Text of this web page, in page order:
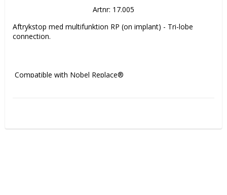
Artnr: 17.005
Aftrykstop med multifunktion RP (on implant) - Tri-lobe
connection.
Compatible with Nobel Replace®